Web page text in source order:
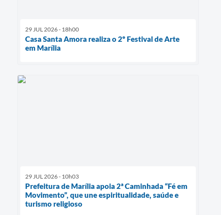
29 JUL 2026 - 18h00
Casa Santa Amora realiza o 2º Festival de Arte
em Marília
29 JUL 2026 - 10h03
Prefeitura de Marília apoia 2ª Caminhada “Fé em
Movimento”, que une espiritualidade, saúde e
turismo religioso